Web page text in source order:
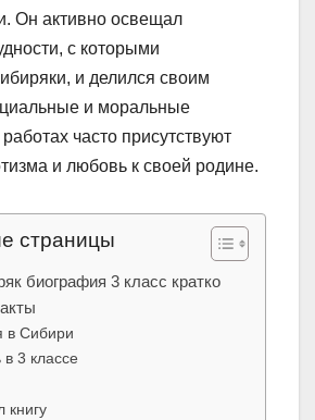
Он активно освещал
с которыми
и делился своим
и моральные
часто присутствуют
и любовь к своей родине.
страницы
биография 3 класс кратко
в Сибири
в 3 классе
книгу